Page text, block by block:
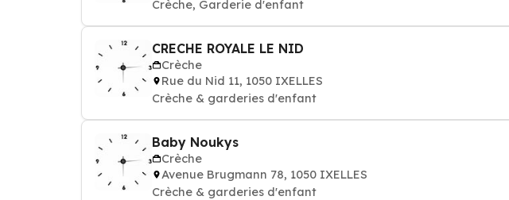
Crèche, Garderie d'enfant
CRECHE ROYALE LE NID
Crèche
Rue du Nid 11, 1050 IXELLES
Crèche & garderies d'enfant
Baby Noukys
Crèche
Avenue Brugmann 78, 1050 IXELLES
Crèche & garderies d'enfant